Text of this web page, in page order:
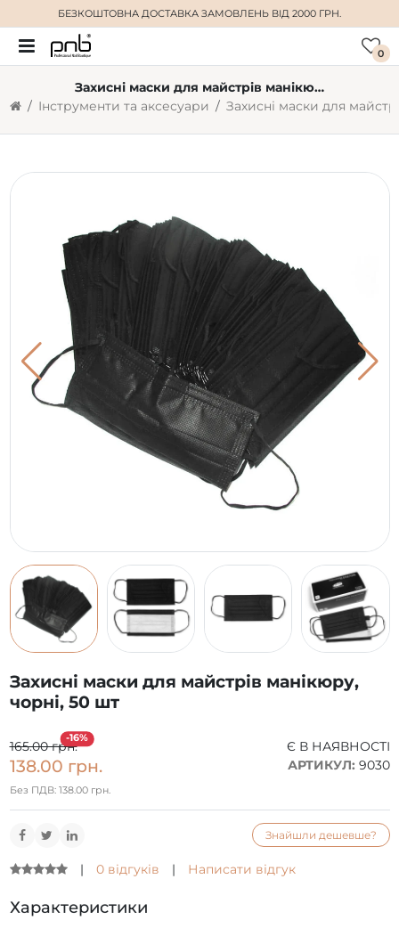
БЕЗКОШТОВНА ДОСТАВКА ЗАМОВЛЕНЬ ВІД 2000 ГРН.
0
Захисні маски для майстрів манікюру, чорні, 50 шт
Інструменти та аксесуари
Захисні маски для майстрів манікюру,
чорні, 50 шт
| 0 відгуків | Написати відгук
Характеристики
165.00 грн.-16%
138.00 грн.
Без ПДВ: 138.00 грн.
Є В НАЯВНОСТІ
АРТИКУЛ: 9030
Знайшли дешевше?